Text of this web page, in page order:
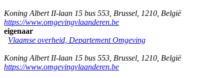
Koning Albert II-laan 15 bus 553 Brussel 1210 België
https://www.omgevingvlaanderen.be
eigenaar
Vlaamse overheid, Departement Omgeving
Koning Albert II-laan 15 bus 553 Brussel 1210 België
https://www.omgevingvlaanderen.be